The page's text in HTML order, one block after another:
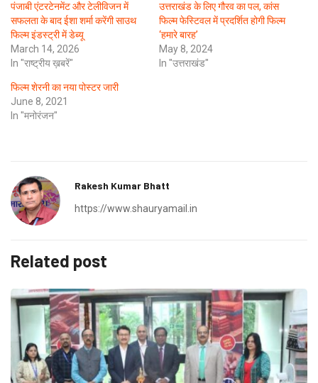
पंजाबी एंटरटेनमेंट और टेलीविजन में
सफलता के बाद ईशा शर्मा करेंगी साउथ
फिल्म इंडस्ट्री में डेब्यू
March 14, 2026
In "राष्ट्रीय ख़बरें"
उत्तराखंड के लिए गौरव का पल, कांस
फिल्म फेस्टिवल में प्रदर्शित होगी फिल्म
‘हमारे बारह’
May 8, 2024
In "उत्तराखंड"
फिल्म शेरनी का नया पोस्टर जारी
June 8, 2021
In "मनोरंजन"
Rakesh Kumar Bhatt
https://www.shauryamail.in
Related post